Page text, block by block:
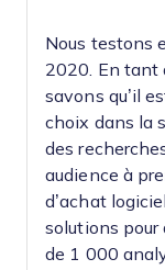
Nous testons
2020. En tant
savons qu’il
choix dans la
des
audience à
d’achat
solutions pour
de 1 000